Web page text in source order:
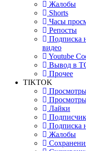
Жалобы
Shorts
Часы
Репосты
Подписка
видео
Youtube
Вывод в
Прочее
TIKTOK
Лайки
Подписка
Жалобы